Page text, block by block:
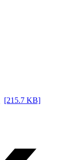
[215.7 KB]